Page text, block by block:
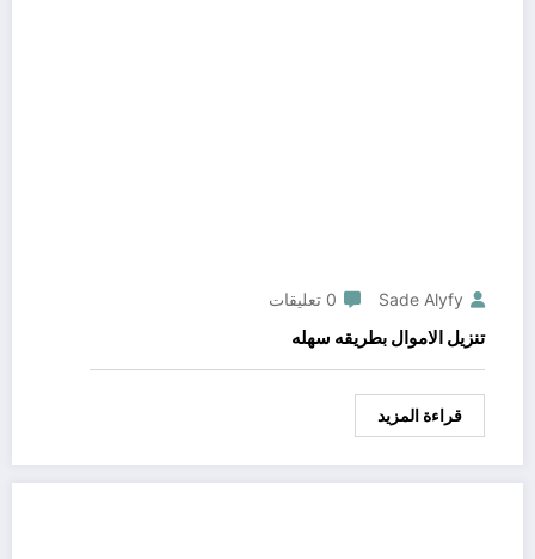
Sade Alyfy 0 تعليقات
تنزيل الاموال بطريقه سهله
قراءة المزيد